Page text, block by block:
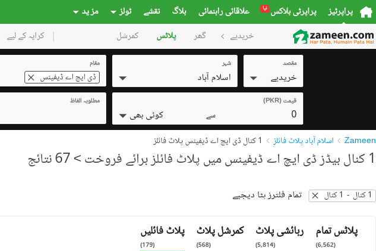
پراپرٹیز پراپرٹی بلاکس نیا علاقائی راہنمائی بلاگ نقشے ٹولز مز ید
خریدیے گھر پلاٹس کمرشل کرایہ کے لیے
مقصد
خریدیے
شہر
اسلام آباد
مقام
ڈی ایچ اے ڈیفینس
قیمت (PKR)
0 سے کوئی بھی
مطلوبہ الفاظ
Zameen اسلام آباد پلاٹ فائلز 1 کنال ڈی ایچ اے ڈیفینس پلاٹ فائلز
1 کنال بیڈز ڈی ایچ اے ڈیفینس میں پلاٹ فائلز برائے فروخت > 67 نتائج
1 کنال - 1 کنال تمام فلترز ہٹا دیجیے
پلاٹس تمام
(
6,562
)
رہائشی پلاٹ
(
5,814
)
کمرشل پلاٹ
(
568
)
پلاٹ فائلیں
(
179
)